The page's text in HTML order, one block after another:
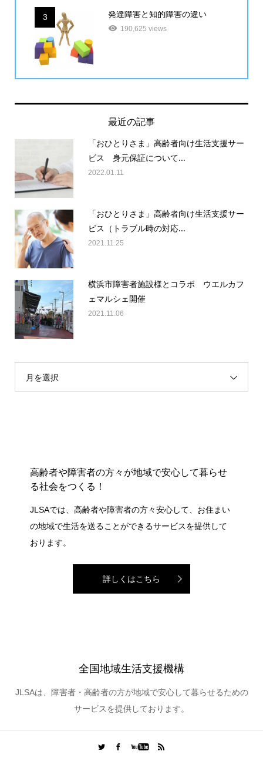
3 発達障害と知的障害の違い
190,625 views
最近の記事
「おひとりさま」高齢者向け生活支援サー
ビス 身元保証について...
2022.01.11
「おひとりさま」高齢者向け生活支援サー
ビス（トラブル時の対応...
2021.11.25
横浜市障害者施設様とコラボ ウエルカフ
ェマルシェ開催
2021.11.06
月を選択
高齢者や障害者の方々が地域で安心して暮らせ
る社会をつくる！
JLSAでは、高齢者や障害者の方々安心して、お住まい
の地域で生活を送ることができるサービスを提供して
おります。
詳しくはこちら
全国地域生活支援機構
JLSAは、障害者・高齢者の方が地域で安心して暮らせるための
サービスを提供しております。